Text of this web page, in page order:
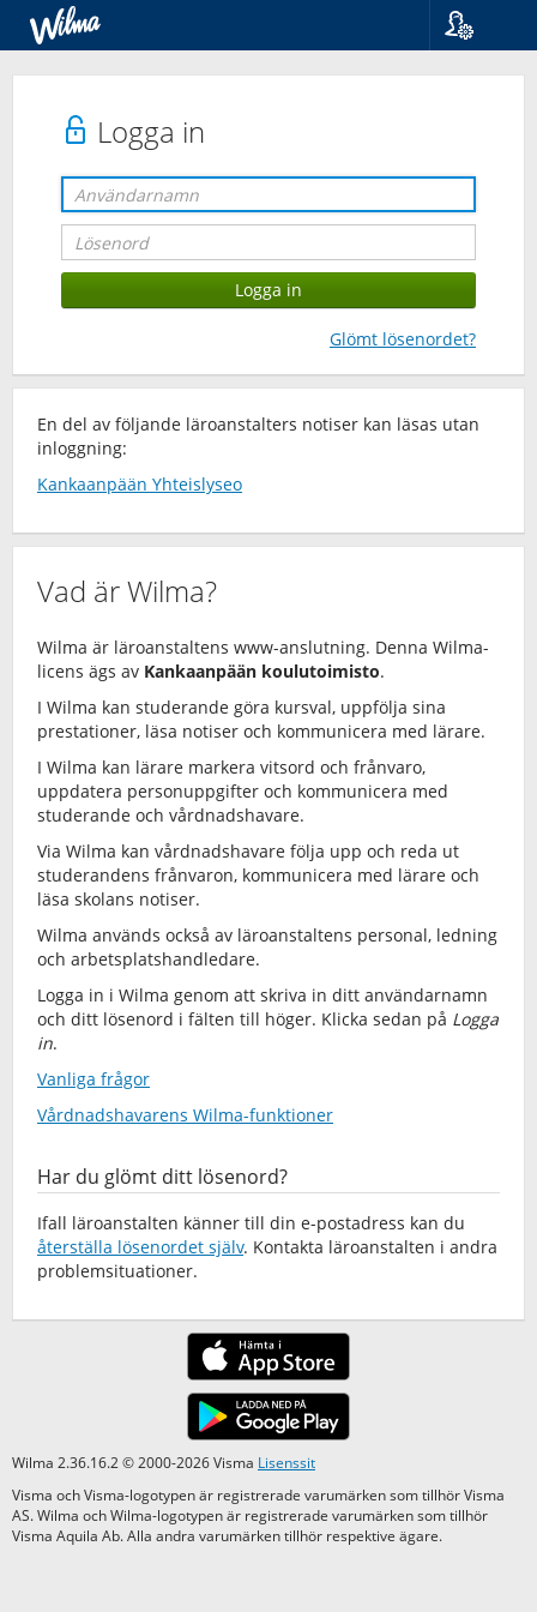
Logga in
Glömt lösenordet?
En del av följande läroanstalters notiser kan läsas utan
inloggning:
Kankaanpään Yhteislyseo
Vad är Wilma?
Wilma är läroanstaltens www-anslutning. Denna Wilma-
licens ägs av Kankaanpään koulutoimisto.
I Wilma kan studerande göra kursval, uppfölja sina
prestationer, läsa notiser och kommunicera med lärare.
I Wilma kan lärare markera vitsord och frånvaro,
uppdatera personuppgifter och kommunicera med
studerande och vårdnadshavare.
Via Wilma kan vårdnadshavare följa upp och reda ut
studerandens frånvaron, kommunicera med lärare och
läsa skolans notiser.
Wilma används också av läroanstaltens personal, ledning
och arbetsplatshandledare.
Logga in i Wilma genom att skriva in ditt användarnamn
och ditt lösenord i fälten till höger. Klicka sedan på Logga
in.
Vanliga frågor
Vårdnadshavarens Wilma-funktioner
Har du glömt ditt lösenord?
Ifall läroanstalten känner till din e-postadress kan du
återställa lösenordet själv. Kontakta läroanstalten i andra
problemsituationer.
Wilma 2.36.16.2 © 2000-2026 Visma Lisenssit
Visma och Visma-logotypen är registrerade varumärken som tillhör Visma
AS. Wilma och Wilma-logotypen är registrerade varumärken som tillhör
Visma Aquila Ab. Alla andra varumärken tillhör respektive ägare.